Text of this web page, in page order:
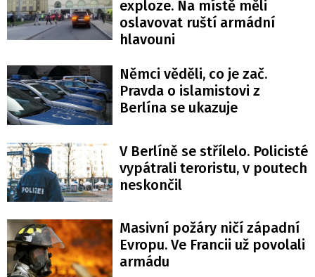
exploze. Na místě měli
oslavovat ruští armádní
hlavouni
Němci věděli, co je zač.
Pravda o islamistovi z
Berlína se ukazuje
V Berlíně se střílelo. Policisté
vypátrali teroristu, v poutech
neskončil
Masivní požáry ničí západní
Evropu. Ve Francii už povolali
armádu